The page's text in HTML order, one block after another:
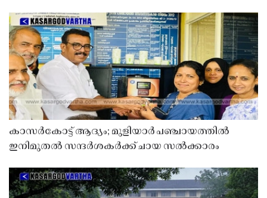
കാസർകോട്ട് ആദ്യം; മുളിയാർ പഞ്ചായത്തിൽ
ഇനിമുതൽ സന്ദർശകർക്ക് ചായ സൽക്കാരം